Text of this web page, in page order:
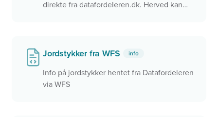
direkte fra datafordeleren.dk. Herved kan
Jordstykker fra WFS info
Info på jordstykker hentet fra Datafordeleren
via WFS